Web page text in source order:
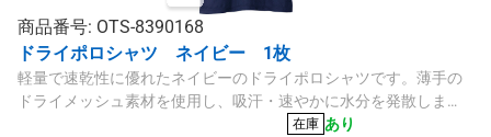
商品番号: OTS-8390168
ドライポロシャツ ネイビー 1枚
軽量で速乾性に優れたネイビーのドライポロシャツです。薄手の
ドライメッシュ素材を使用し、吸汗・速やかに水分を発散しま
す。紫外線カット機能や型崩れ防止も特徴です。
在庫 あり